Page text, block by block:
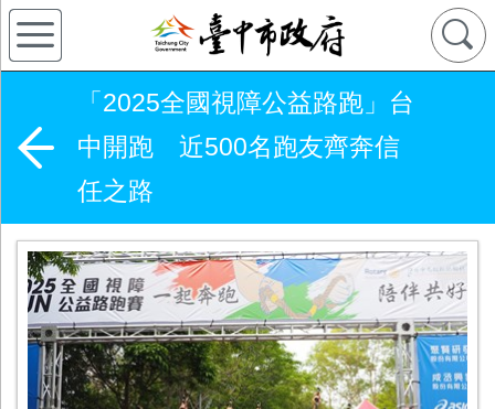
「2025全國視障公益路跑」台
中開跑 近500名跑友齊奔信
任之路